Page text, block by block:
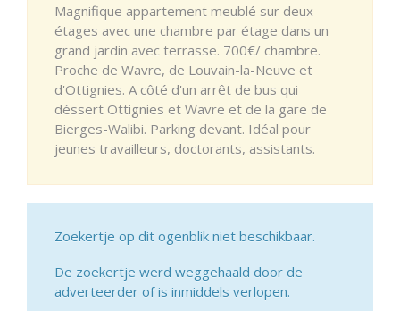
Magnifique appartement meublé sur deux
étages avec une chambre par étage dans un
grand jardin avec terrasse. 700€/ chambre.
Proche de Wavre, de Louvain-la-Neuve et
d'Ottignies. A côté d'un arrêt de bus qui
déssert Ottignies et Wavre et de la gare de
Bierges-Walibi. Parking devant. Idéal pour
jeunes travailleurs, doctorants, assistants.
Zoekertje op dit ogenblik niet beschikbaar.
De zoekertje werd weggehaald door de
adverteerder of is inmiddels verlopen.